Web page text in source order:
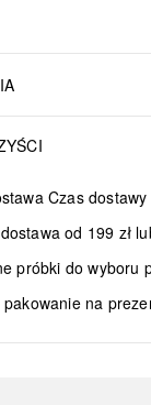
Czas
od 199 zł
próbki do wyboru
pakowanie na